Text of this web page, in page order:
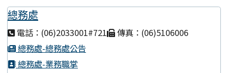
總務處
電話：(06)2033001#721
傳真：(06)5106006
總務處-總務處公告
總務處-業務職掌